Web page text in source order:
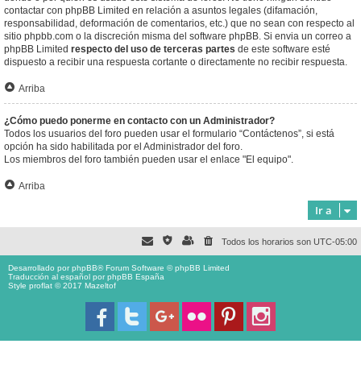
contactar con phpBB Limited en relación a asuntos legales (difamación,
responsabilidad, deformación de comentarios, etc.) que no sean con respecto al
sitio phpbb.com o la discreción misma del software phpBB. Si envia un correo a
phpBB Limited respecto del uso de terceras partes de este software esté
dispuesto a recibir una respuesta cortante o directamente no recibir respuesta.
Arriba
¿Cómo puedo ponerme en contacto con un Administrador?
Todos los usuarios del foro pueden usar el formulario “Contáctenos”, si está
opción ha sido habilitada por el Administrador del foro.
Los miembros del foro también pueden usar el enlace "El equipo".
Arriba
Ir a
Todos los horarios son UTC-05:00
Desarrollado porphpBB® Forum Software © phpBB Limited
Traducción al español porphpBB España
Style proflat © 2017 Mazeltof